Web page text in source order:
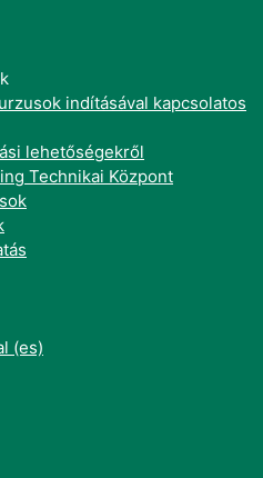
indításával kapcsolatos
lehetőségekről
Technikai Központ
‎(es)‎